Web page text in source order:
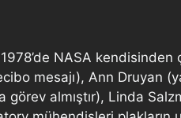
NASA kendisinden
mesajı), Ann Druyan
görev almıştır), Linda